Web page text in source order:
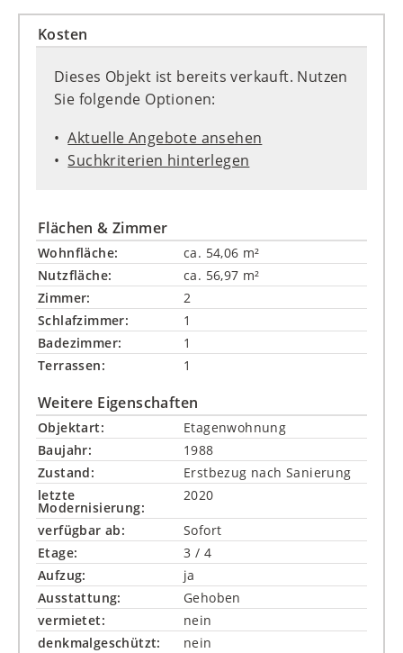
Kosten
Dieses Objekt ist bereits verkauft. Nutzen
Sie folgende Optionen:
Aktuelle Angebote ansehen
Suchkriterien hinterlegen
Flächen & Zimmer
Wohnfläche:
ca. 54,06 m²
Nutzfläche:
ca. 56,97 m²
Zimmer:
2
Schlafzimmer:
1
Badezimmer:
1
Terrassen:
1
Weitere Eigenschaften
Objektart:
Etagenwohnung
Baujahr:
1988
Zustand:
Erstbezug nach Sanierung
letzte
Modernisierung:
2020
verfügbar ab:
Sofort
Etage:
3 / 4
Aufzug:
ja
Ausstattung:
Gehoben
vermietet:
nein
denkmalgeschützt:
nein